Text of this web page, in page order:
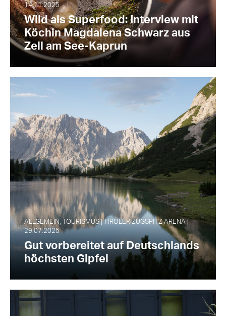
14.11.2025
Wild als Superfood: Interview mit
Köchin Magdalena Schwarz aus
Zell am See-Kaprun
ALLGEMEIN, TOURISMUS | TIROLER ZUGSPITZ ARENA |
29.07.2025
Gut vorbereitet auf Deutschlands
höchsten Gipfel